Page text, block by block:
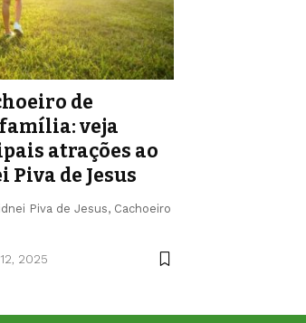
de
veja
atrações ao
de Jesus
Piva de Jesus, Cachoeiro
2025